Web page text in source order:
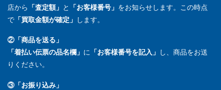
店から
「査定額」 と 「お客様番号」 をお知らせします。この時点
で 「買取金額が確定」 します。
②「商品を送る」
「着払い伝票の品名欄」 に 「お客様番号を記入」
し、商品をお送
りください。
③「お振り込み」